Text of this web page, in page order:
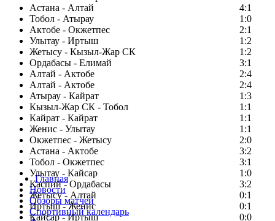
Астана - Алтай
4:1
Тобол - Атырау
1:0
Актобе - Окжетпес
2:1
Улытау - Иртыш
1:2
Жетысу - Кызыл-Жар СК
1:2
Ордабасы - Елимай
3:1
Алтай - Актобе
2:4
Алтай - Актобе
2:4
Атырау - Кайрат
1:3
Кызыл-Жар СК - Тобол
1:1
Кайрат - Кайрат
1:1
Женис - Улытау
1:1
Окжетпес - Жетысу
2:0
Астана - Актобе
3:2
Тобол - Окжетпес
3:1
Улытау - Кайсар
1:0
Каспий - Ордабасы
3:2
Жетысу - Алтай
0:1
Иртыш - Женис
0:1
Кайсар - Иртыш
0:0
Главная
Новости
Обзоры матчей
Спортивный календарь